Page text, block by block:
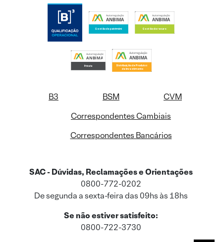
B3 BSM
CVM
Correspondentes Cambiais
Correspondentes Bancários
SAC - Dúvidas, Reclamações e Orientações
0800-772-0202
De segunda a sexta-feira das 09hs às 18hs
Se não estiver satisfeito:
0800-722-3730